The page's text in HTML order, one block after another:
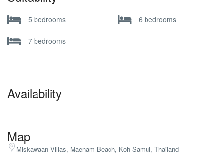
5 bedrooms 6 bedrooms
7 bedrooms
Availability
Map
Miskawaan Villas, Maenam Beach, Koh Samui, Thailand